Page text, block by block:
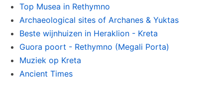
Top Musea in Rethymno
Archaeological sites of Archanes & Yuktas
Beste wijnhuizen in Heraklion - Kreta
Guora poort - Rethymno (Megali Porta)
Muziek op Kreta
Ancient Times